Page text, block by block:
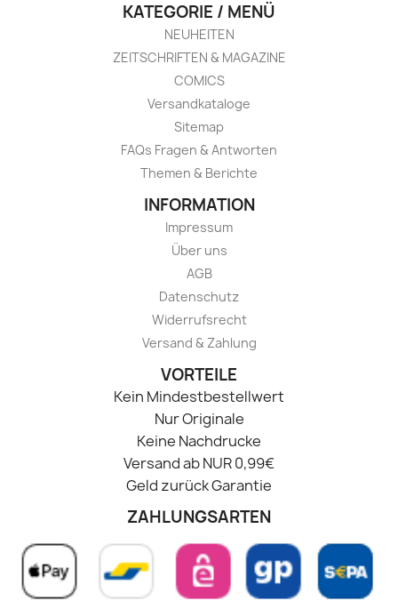
KATEGORIE / MENÜ
NEUHEITEN
ZEITSCHRIFTEN & MAGAZINE
COMICS
Versandkataloge
Sitemap
FAQs Fragen & Antworten
Themen & Berichte
INFORMATION
Impressum
Über uns
AGB
Datenschutz
Widerrufsrecht
Versand & Zahlung
VORTEILE
Kein Mindestbestellwert
Nur Originale
Keine Nachdrucke
Versand ab NUR 0,99€
Geld zurück Garantie
ZAHLUNGSARTEN